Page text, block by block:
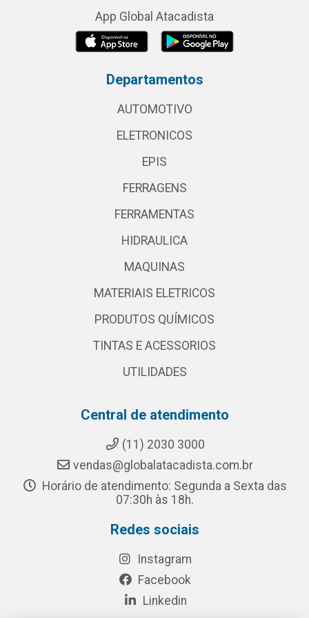
App Global Atacadista
Departamentos
AUTOMOTIVO
ELETRONICOS
EPIS
FERRAGENS
FERRAMENTAS
HIDRAULICA
MAQUINAS
MATERIAIS ELETRICOS
PRODUTOS QUÍMICOS
TINTAS E ACESSORIOS
UTILIDADES
Central de atendimento
(11) 2030 3000
vendas@globalatacadista.com.br
Horário de atendimento: Segunda a Sexta das
07:30h às 18h.
Redes sociais
Instagram
Facebook
Linkedin